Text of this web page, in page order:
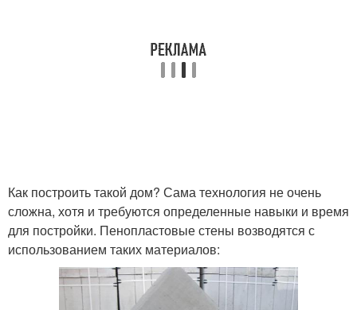
Как построить такой дом? Сама технология не очень
сложна, хотя и требуются определенные навыки и время
для постройки. Пенопластовые стены возводятся с
использованием таких материалов: